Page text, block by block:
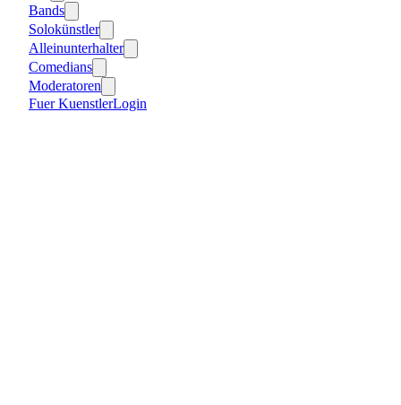
Bands
Solokünstler
Alleinunterhalter
Comedians
Moderatoren
Fuer KuenstlerLogin